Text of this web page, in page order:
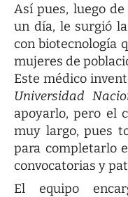
Así pues, luego
un día, le surgió
con biotecnología
mujeres de
Este médico
Universidad
apoyarlo, pero el
muy largo, pues
para completarlo
convocatorias y
El equipo